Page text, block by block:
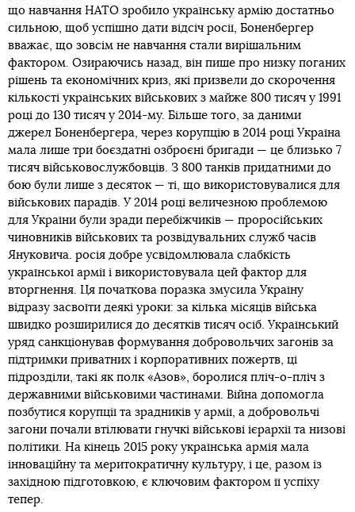
що навчання НАТО зробило українську армію достатньо
сильною, щоб успішно дати відсіч росії, Боненбергер
вважає, що зовсім не навчання стали вирішальним
фактором. Озираючись назад, він пише про низку поганих
рішень та економічних криз, які призвели до скорочення
кількості українських військових з майже 800 тисяч у 1991
році до 130 тисяч у 2014-му. Більше того, за даними
джерел Боненбергера, через корупцію в 2014 році Україна
мала лише три боєздатні озброєні бригади — це близько 7
тисяч військовослужбовців. З 800 танків придатними до
бою були лише з десяток — ті, що використовувалися для
військових парадів. У 2014 році величезною проблемою
для України були зради перебіжчиків — проросійських
чиновників військових та розвідувальних служб часів
Януковича. росія добре усвідомлювала слабкість
української армії і використовувала цей фактор для
вторгнення. Ця початкова поразка змусила Україну
відразу засвоїти деякі уроки: за кілька місяців війська
швидко розширилися до десятків тисяч осіб. Український
уряд санкціонував формування добровольчих загонів за
підтримки приватних і корпоративних пожертв, ці
підрозділи, такі як полк «Азов», боролися пліч-о-пліч з
державними військовими частинами. Війна допомогла
позбутися корупції та зрадників у армії, а добровольчі
загони почали втілювати гнучкі військові ієрархії та низові
політики. На кінець 2015 року українська армія мала
інноваційну та меритократичну культуру, і це, разом із
західною підготовкою, є ключовим фактором її успіху
тепер.